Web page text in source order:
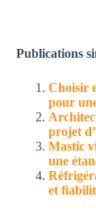
Publications
Choisir
pour
projet
Mastic
une
et